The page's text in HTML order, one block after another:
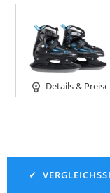
Details & Preise